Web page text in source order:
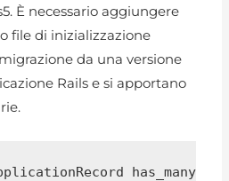
È necessario aggiungere
file di inizializzazione
da una versione
Rails e si apportano
has_many